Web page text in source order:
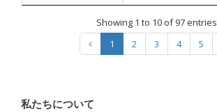
Showing 1 to 10 of 97 entries
1
2 3 4 5
私たちについて